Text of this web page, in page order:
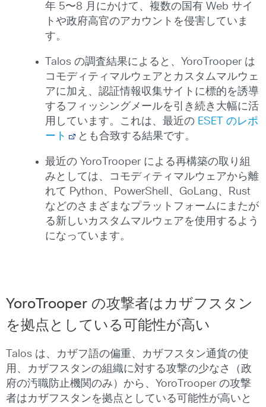
年 5〜8 月にかけて、複数の国有 Web サイ
トや政府高官のアカウントを侵害していま
す。
Talos の調査結果によると、YoroTrooper は
コモディティマルウェアとカスタムマルウェ
アに加え、認証情報収集サイトに標的を誘導
するフィッシングメールを引き続き大幅に活
用しています。これは、最近の ESET のレポ
ート
とも合致する結果です。
最近の YoroTrooper による再構築の取り組
みとしては、コモディティマルウェアから離
れて Python、PowerShell、GoLang、Rust
などのさまざまなプラットフォームにまたが
る新しいカスタムマルウェアを使用するよう
になっています。
YoroTrooper の攻撃者はカザフスタン
を拠点としている可能性が高い
Talos は、カザフ語の偏重、カザフスタン通貨の使
用、カザフスタンの組織に対する攻撃の少なさ（政
府の汚職防止機関のみ）から、YoroTrooper の攻撃
者はカザフスタンを拠点としている可能性が高いと